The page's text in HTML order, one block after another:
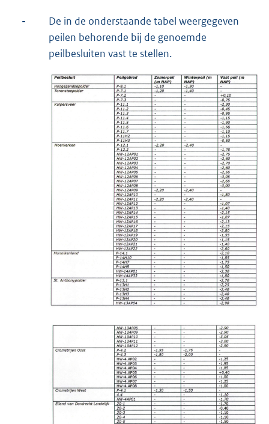
-
De in de onderstaande tabel weergegeven
peilen behorende bij de genoemde
peilbesluiten vast te stellen.